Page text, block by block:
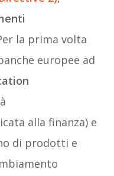
la prima volta
europee ad
alla finanza) e
di prodotti e